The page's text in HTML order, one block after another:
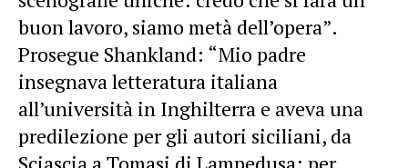
buon lavoro, siamo metà dell’opera”.
Prosegue Shankland: “Mio padre
insegnava letteratura italiana
all’università in Inghilterra e aveva una
predilezione per gli autori siciliani, da